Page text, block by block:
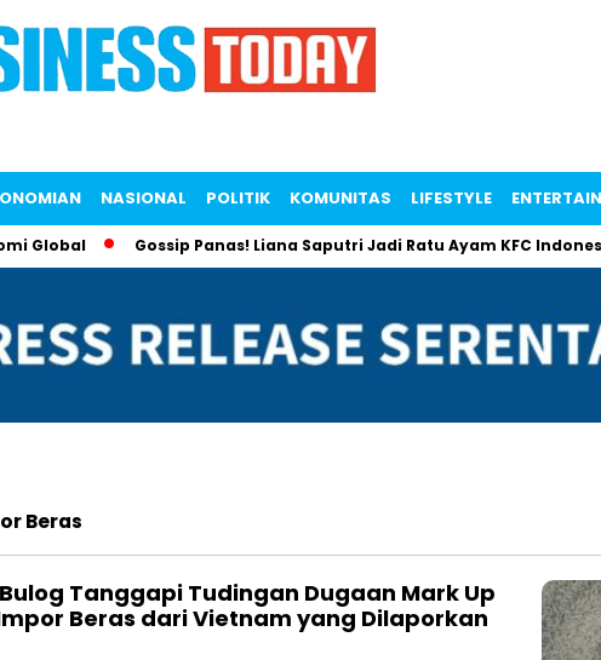
NASIONAL POLITIK KOMUNITAS LIFESTYLE
Gossip Panas! Liana Saputri Jadi Ratu Ayam KFC Indonesia?
Beras
Tanggapi Tudingan Dugaan Mark Up
Beras dari Vietnam yang Dilaporkan